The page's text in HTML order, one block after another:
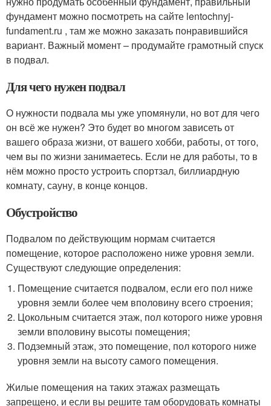
фундамент можно посмотреть на сайте lentochnyj-
fundament.ru , там же можно заказать понравившийся
вариант. Важный момент – продумайте грамотный спуск
в подвал.
Для чего нужен подвал
О нужности подвала мы уже упомянули, но вот для чего
он всё же нужен? Это будет во многом зависеть от
вашего образа жизни, от вашего хобби, работы, от того,
чем вы по жизни занимаетесь. Если не для работы, то в
нём можно просто устроить спортзал, биллиардную
комнату, сауну, в конце концов.
Обустройство
Подвалом по действующим нормам считается
помещение, которое расположено ниже уровня земли.
Существуют следующие определения:
Помещение считается подвалом, если его пол ниже
уровня земли более чем вполовину всего строения;
Цокольным считается этаж, пол которого ниже уровня
земли вполовину высоты помещения;
Подземный этаж, это помещение, пол которого ниже
уровня земли на высоту самого помещения.
Жилые помещения на таких этажах размещать
запрещено, и если вы решите там оборудовать комнаты